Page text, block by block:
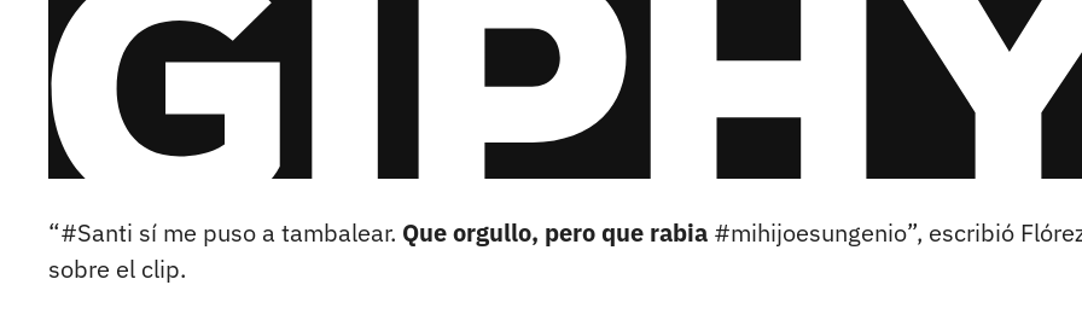
“#Santi sí me puso a tambalear. Que orgullo, pero que rabia #mihijoesungenio”, escribió
sobre el clip.